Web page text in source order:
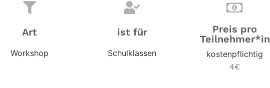
Art
Workshop
ist für
Schulklassen
Preis pro
Teilnehmer*in
kostenpflichtig
4€